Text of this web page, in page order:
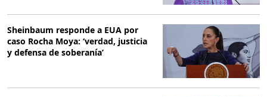
Sheinbaum responde a EUA por
caso Rocha Moya: ‘verdad, justicia
y defensa de soberanía’